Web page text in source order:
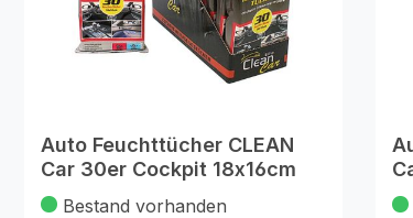
Auto Feuchttücher CLEAN
Car 30er Cockpit 18x16cm
Bestand vorhanden